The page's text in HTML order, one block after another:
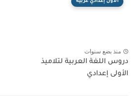
منذ بضع سنوات
دروس اللغة العربية لتلاميذ
الأولى إعدادي